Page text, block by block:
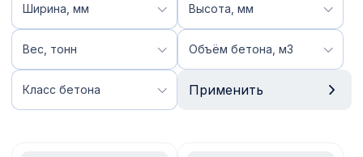
Ширина, мм Высота, мм
Вес, тонн Объём бетона, м3
Класс бетона Применить